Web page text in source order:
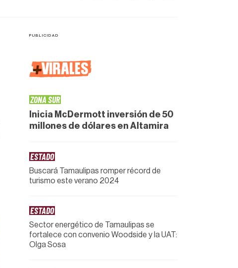
+VIRALES
ZONA SUR
Inicia McDermott inversión de 50
millones de dólares en Altamira
ESTADO
Buscará Tamaulipas romper récord de
turismo este verano 2024
ESTADO
Sector energético de Tamaulipas se
fortalece con convenio Woodside y la UAT:
Olga Sosa